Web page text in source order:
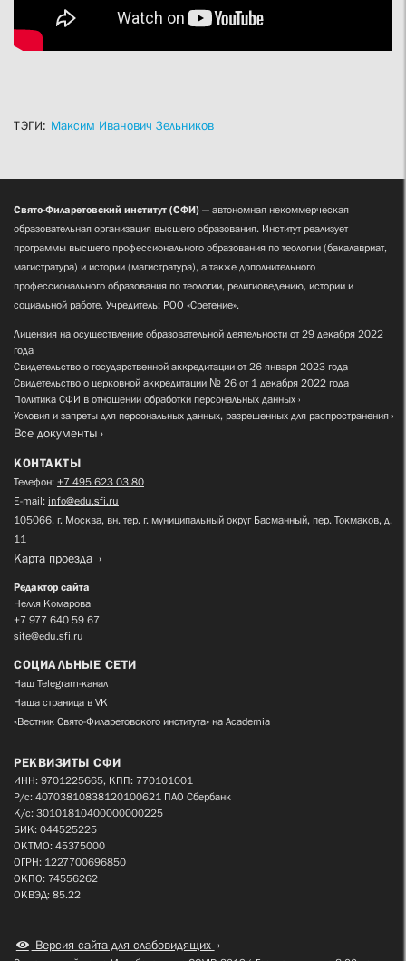
ТЭГИ: Максим Иванович Зельников
Свято-Филаретовский институт (СФИ) — автономная некоммерческая
образовательная организация высшего образования. Институт реализует
программы высшего профессионального образования по теологии (бакалавриат,
магистратура) и истории (магистратура), а также дополнительного
профессионального образования по теологии, религиоведению, истории и
социальной работе. Учредитель: РОО «Сретение».
Лицензия на осуществление образовательной деятельности от 29 декабря 2022
года
Свидетельство о государственной аккредитации от 26 января 2023 года
Свидетельство о церковной аккредитации № 26 от 1 декабря 2022 года
Политика СФИ в отношении обработки персональных данных
Условия и запреты для персональных данных, разрешенных для распространения
Все документы
КОНТАКТЫ
Телефон: +7 495 623 03 80
E-mail: info@edu.sfi.ru
105066, г. Москва, вн. тер. г. муниципальный округ Басманный, пер. Токмаков, д.
11
Карта проезда
Редактор сайта
Нелля Комарова
+7 977 640 59 67
site@edu.sfi.ru
СОЦИАЛЬНЫЕ СЕТИ
Наш Telegram-канал
Наша страница в VK
«Вестник Свято-Филаретовского института» на Academia
РЕКВИЗИТЫ СФИ
ИНН: 9701225665, КПП: 770101001
Р/с: 40703810838120100621 ПАО Сбербанк
К/с: 30101810400000000225
БИК: 044525225
ОКТМО: 45375000
ОГРН: 1227700696850
ОКПО: 74556262
ОКВЭД: 85.22
Версия сайта для слабовидящих